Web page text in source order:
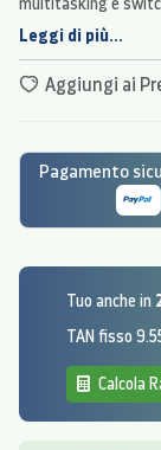
oltre a
esperienza di
di attesa e più
Leggi di più...
Aggiungi ai
Pagamento
Tuo anche in
TAN fisso
Calcola